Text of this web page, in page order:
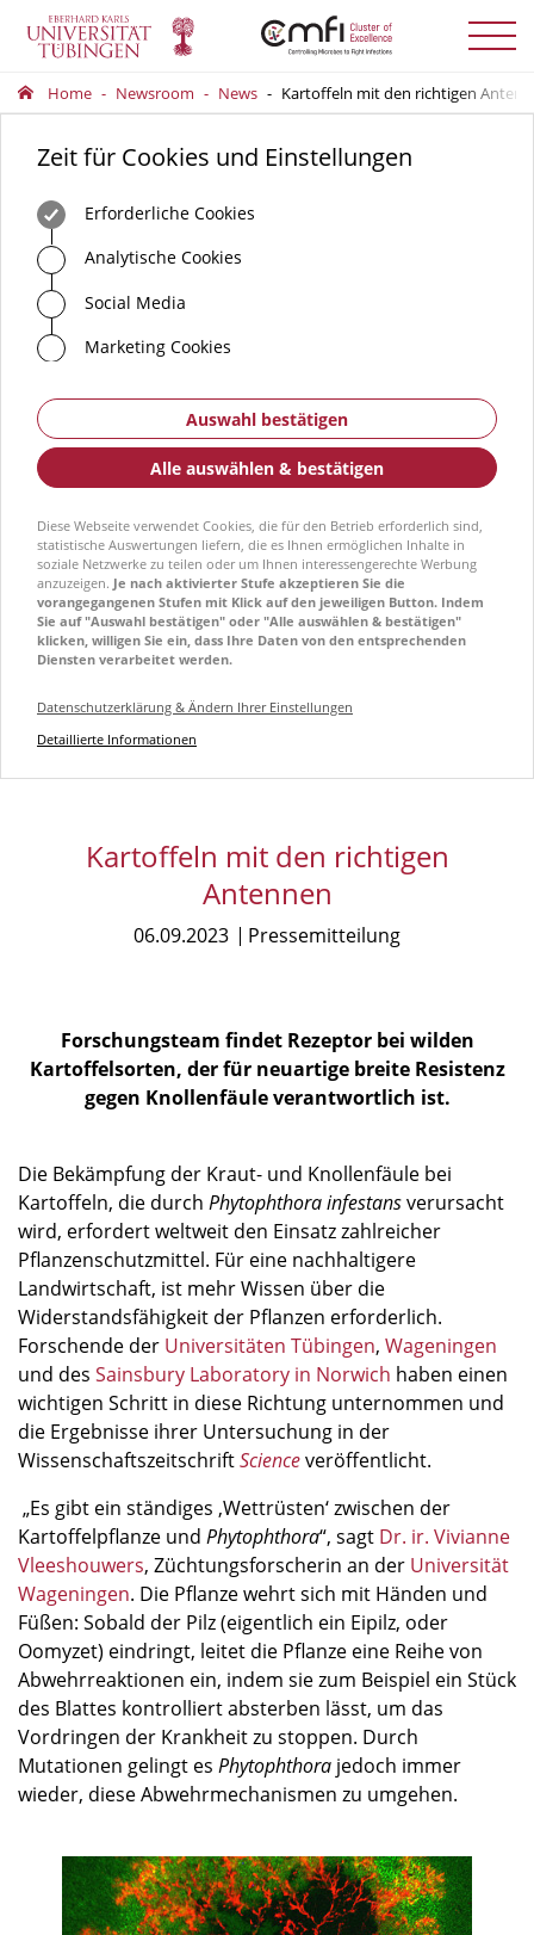
Menü
Home Newsroom News Kartoffeln mit den richtigen
Zeit für Cookies und Einstellungen
Erforderliche Cookies
Analytische Cookies
Social Media
Marketing Cookies
Auswahl bestätigen
Alle auswählen & bestätigen
Diese Webseite verwendet Cookies, die für den Betrieb erforderlich sind,
statistische Auswertungen liefern, die es Ihnen ermöglichen Inhalte in
soziale Netzwerke zu teilen oder um Ihnen interessengerechte Werbung
anzuzeigen. Je nach aktivierter Stufe akzeptieren Sie die
vorangegangenen Stufen mit Klick auf den jeweiligen Button. Indem
Sie auf "Auswahl bestätigen" oder "Alle auswählen & bestätigen"
klicken, willigen Sie ein, dass Ihre Daten von den entsprechenden
Diensten verarbeitet werden.
Datenschutzerklärung & Ändern Ihrer Einstellungen
Detaillierte Informationen
Kartoffeln mit den richtigen
Antennen
06.09.2023 Pressemitteilung
Forschungsteam findet Rezeptor bei wilden
Kartoffelsorten, der für neuartige breite Resistenz
gegen Knollenfäule verantwortlich ist.
Die Bekämpfung der Kraut- und Knollenfäule bei
Kartoffeln, die durch Phytophthora infestansverursacht
wird, erfordert weltweit den Einsatz zahlreicher
Pflanzenschutzmittel. Für eine nachhaltigere
Landwirtschaft, ist mehr Wissen über die
Widerstandsfähigkeit der Pflanzen erforderlich.
Forschende der Universitäten Tübingen, Wageningen
und des Sainsbury Laboratory in Norwich haben einen
wichtigen Schritt in diese Richtung unternommen und
die Ergebnisse ihrer Untersuchung in der
WissenschaftszeitschriftScienceveröffentlicht.
„Es gibt ein ständiges ‚Wettrüsten‘ zwischen der
Kartoffelpflanze und Phytophthora“, sagt Dr. ir. Vivianne
Vleeshouwers, Züchtungsforscherin an der Universität
Wageningen. Die Pflanze wehrt sich mit Händen und
Füßen: Sobald der Pilz (eigentlich ein Eipilz, oder
Oomyzet) eindringt, leitet die Pflanze eine Reihe von
Abwehrreaktionen ein, indem sie zum Beispiel ein Stück
des Blattes kontrolliert absterben lässt, um das
Vordringen der Krankheit zu stoppen. Durch
Mutationen gelingt es Phytophthora jedoch immer
wieder, diese Abwehrmechanismen zu umgehen.